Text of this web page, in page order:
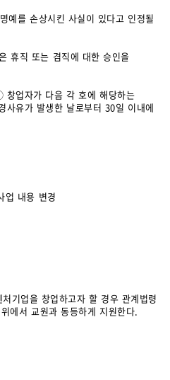
예를 손상시킨 사실이 있다고 인정될
휴직 또는 겸직에 대한 승인을
업자가 다음 각 호에 해당하는
사유가 발생한 날로부터 30일 이내에
업 내용 변경
기업을 창업하고자 할 경우 관계법령
에서 교원과 동등하게 지원한다.